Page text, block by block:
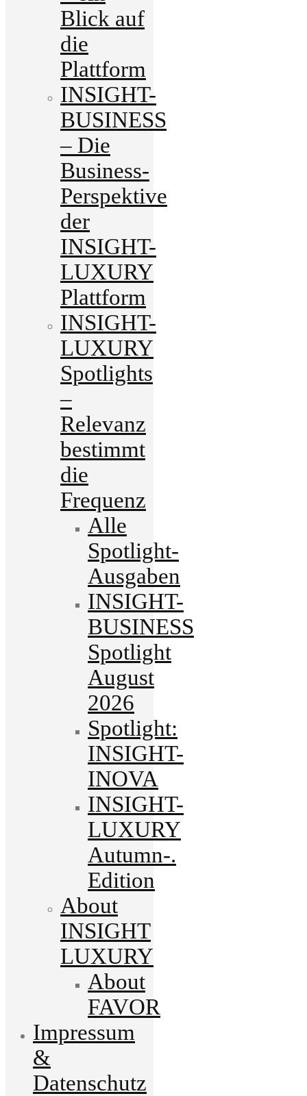
Blick auf
die
Plattform
INSIGHT-
BUSINESS
– Die
Business-
Perspektive
der
INSIGHT-
LUXURY
Plattform
INSIGHT-
LUXURY
Spotlights
–
Relevanz
bestimmt
die
Frequenz
Alle
Spotlight-
Ausgaben
INSIGHT-
BUSINESS
Spotlight
August
2026
Spotlight:
INSIGHT-
INOVA
INSIGHT-
LUXURY
Autumn-.
Edition
About
INSIGHT
LUXURY
About
FAVOR
Impressum
&
Datenschutz